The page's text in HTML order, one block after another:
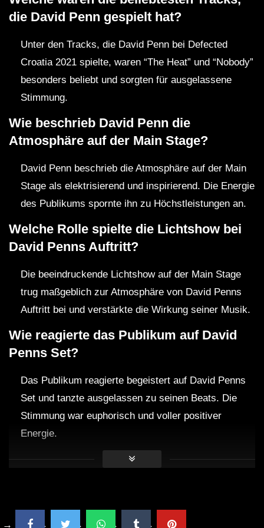
die David Penn gespielt hat?
Unter den Tracks, die David Penn bei Defected
Croatia 2021 spielte, waren “The Heat” und “Nobody”
besonders beliebt und sorgten für ausgelassene
Stimmung.
Wie beschrieb David Penn die
Atmosphäre auf der Main Stage?
David Penn beschrieb die Atmosphäre auf der Main
Stage als elektrisierend und inspirierend. Die Energie
des Publikums spornte ihn zu Höchstleistungen an.
Welche Rolle spielte die Lichtshow bei
David Penns Auftritt?
Die beeindruckende Lichtshow auf der Main Stage
trug maßgeblich zur Atmosphäre von David Penns
Auftritt bei und verstärkte die Wirkung seiner Musik.
Wie reagierte das Publikum auf David
Penns Set?
Das Publikum reagierte begeistert auf David Penns
Set und tanzte ausgelassen zu seinen Beats. Die
Stimmung war euphorisch und voller positiver
Energie.
Wird David Penn auch in Zukunft auf
ähnlichen Festivals aufzutreten und sein Publikum